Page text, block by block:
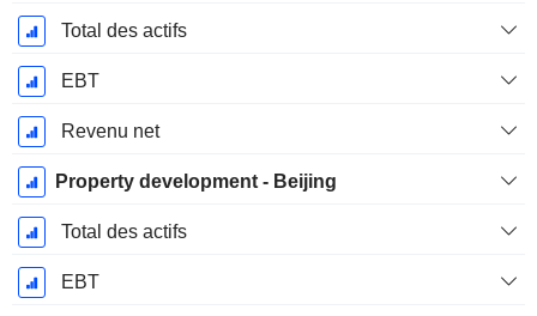
Total des actifs
EBT
Revenu net
Property development - Beijing
Total des actifs
EBT